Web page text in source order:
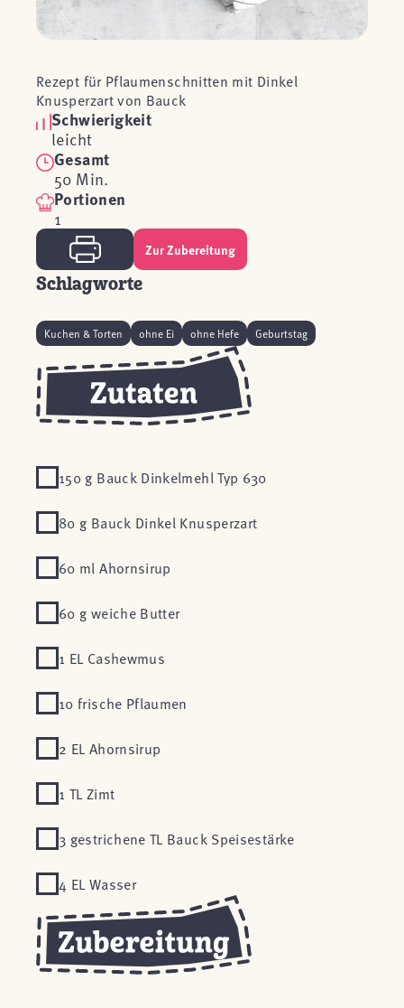
Rezept für Pflaumenschnitten mit Dinkel
Knusperzart von Bauck
Schwierigkeit
leicht
Gesamt
50 Min.
Portionen
1
Zur Zubereitung
Schlagworte
Kuchen & Torten ohne Ei ohne Hefe Geburtstag
150 g Bauck Dinkelmehl Typ 630
80 g Bauck Dinkel Knusperzart
60 ml Ahornsirup
60 g weiche Butter
1 EL Cashewmus
10 frische Pflaumen
2 EL Ahornsirup
1 TL Zimt
3 gestrichene TL Bauck Speisestärke
4 EL Wasser